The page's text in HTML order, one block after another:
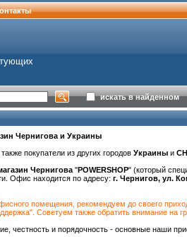
искать в найденном
Чернигова и Украины
покупатели из других городов Украины и
Чернигова "POWERSHOP" (который
Офис находится по адресу: г. Чернигов, ул.
помещения, рекомендуем до своего
Советуем также обратить внимание на
честность и порядочность - основные наши